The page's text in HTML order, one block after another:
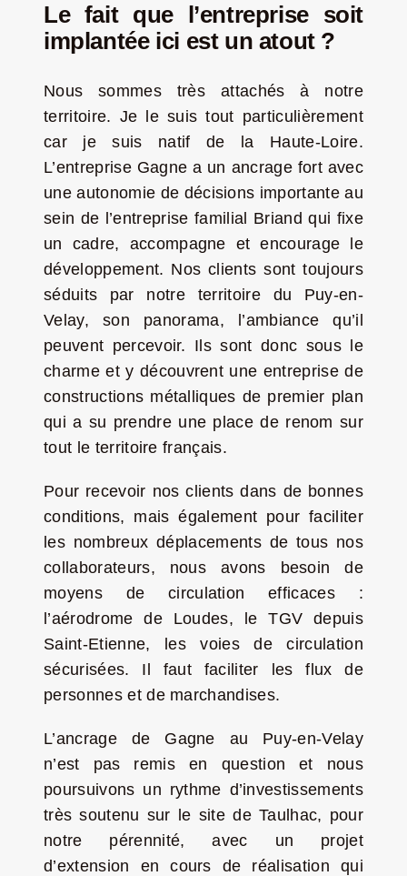
Le fait que l’entreprise soit
implantée ici est un atout ?
Nous sommes très attachés à notre
territoire. Je le suis tout particulièrement
car je suis natif de la Haute-Loire.
L’entreprise Gagne a un ancrage fort avec
une autonomie de décisions importante au
sein de l’entreprise familial Briand qui fixe
un cadre, accompagne et encourage le
développement. Nos clients sont toujours
séduits par notre territoire du Puy-en-
Velay, son panorama, l’ambiance qu’il
peuvent percevoir. Ils sont donc sous le
charme et y découvrent une entreprise de
constructions métalliques de premier plan
qui a su prendre une place de renom sur
tout le territoire français.
Pour recevoir nos clients dans de bonnes
conditions, mais également pour faciliter
les nombreux déplacements de tous nos
collaborateurs, nous avons besoin de
moyens de circulation efficaces :
l’aérodrome de Loudes, le TGV depuis
Saint-Etienne, les voies de circulation
sécurisées. Il faut faciliter les flux de
personnes et de marchandises.
L’ancrage de Gagne au Puy-en-Velay
n’est pas remis en question et nous
poursuivons un rythme d’investissements
très soutenu sur le site de Taulhac, pour
notre pérennité, avec un projet
d’extension en cours de réalisation qui